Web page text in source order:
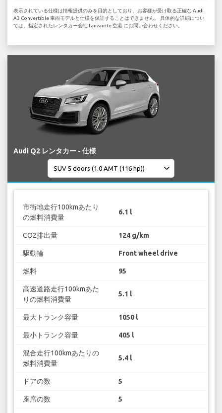
表示されている仕様は情報提供のみを目的としており、お客様が受け取る正確な Audi
A3 Convertible 車両モデルと仕様を保証することはできません。 具体的な詳細につい
ては、指定されたレンタカー会社 Lanzarote 空港 にお問い合わせください。
Audi Q2 レンタカー - 仕様
市街地走行100kmあたり
の燃料消費量
6.1 l
CO2排出量 124 g/km
駆動輪 Front wheel drive
燃料 95
高速道路走行100kmあた
りの燃料消費量
5.1 l
最大トランク容量 1050 l
最小トランク容量 405 l
混合走行100kmあたりの
燃料消費量
5.4 l
ドアの数 5
座席の数 5